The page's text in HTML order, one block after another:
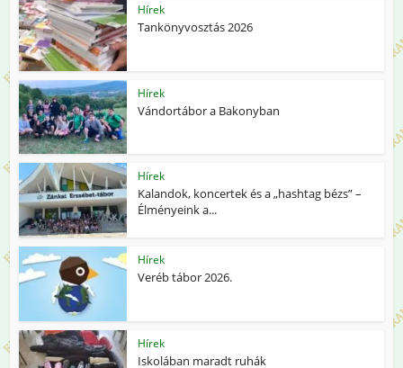
Hírek
Tankönyvosztás 2026
Hírek
Vándortábor a Bakonyban
Hírek
Kalandok, koncertek és a „hashtag bézs” –
Élményeink a...
Hírek
Veréb tábor 2026.
Hírek
Iskolában maradt ruhák